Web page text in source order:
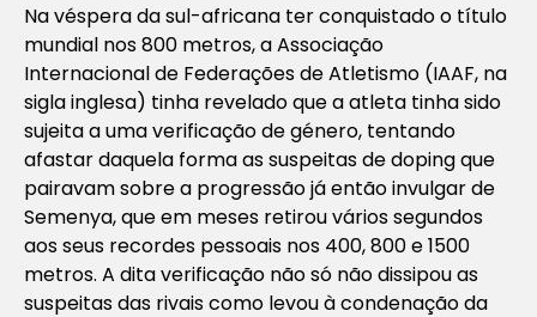
Na véspera da sul-africana ter conquistado o título
mundial nos 800 metros, a Associação
Internacional de Federações de Atletismo (IAAF, na
sigla inglesa) tinha revelado que a atleta tinha sido
sujeita a uma verificação de género, tentando
afastar daquela forma as suspeitas dedopingque
pairavam sobre a progressão já então invulgar de
Semenya, que em meses retirou vários segundos
aos seus recordes pessoais nos 400, 800 e 1500
metros. A dita verificação não só não dissipou as
suspeitas das rivais como levou à condenação da